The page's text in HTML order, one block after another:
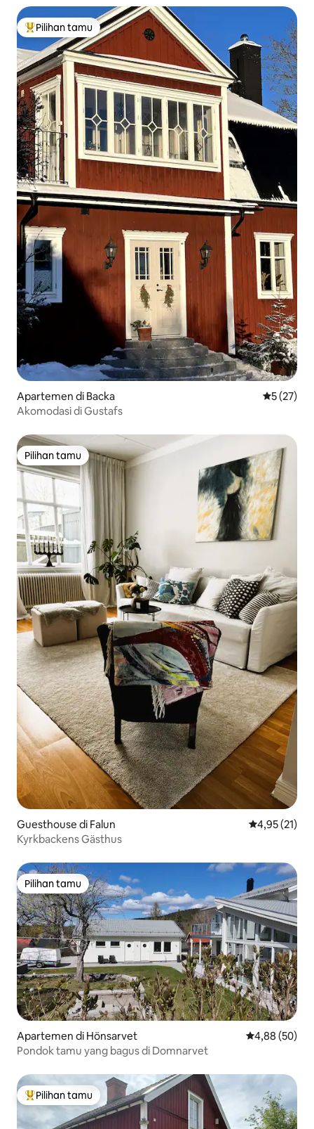
Pilihan tamu terpopuler
Pilihan tamu
Apartemen di Backa Nilai rata-
5 (27)
Akomodasi di Gustafs
Pilihan tamu
Pilihan tamu
Guesthouse di Falun Nilai rata-
4,95 (21)
Kyrkbackens Gästhus
Pilihan tamu
Pilihan tamu
Apartemen di Hönsarvet Nilai rata-rata
4,88 (50)
Pondok tamu yang bagus di Domnarvet
Pilihan tamu terpopuler
Pilihan tamu